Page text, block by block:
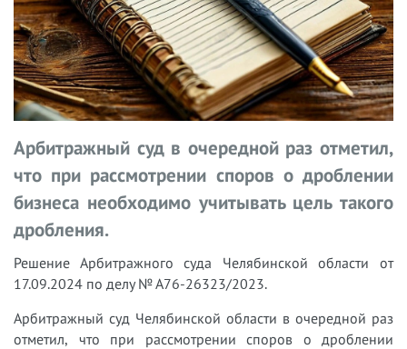
Арбитражный суд в очередной раз отметил,
что при рассмотрении споров о дроблении
бизнеса необходимо учитывать цель такого
дробления.
Решение Арбитражного суда Челябинской области от
17.09.2024 по делу № А76-26323/2023.
Арбитражный суд Челябинской области в очередной раз
отметил, что при рассмотрении споров о дроблении